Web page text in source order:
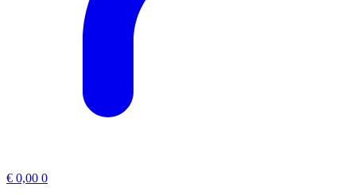
€ 0,00 0